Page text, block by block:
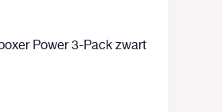
Power 3-Pack zwart